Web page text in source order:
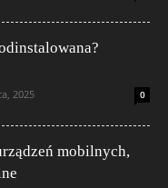
2025 0
mobilnych,